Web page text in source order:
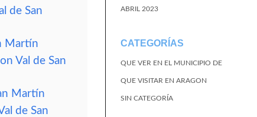
de San
Martín
Val de San
Martín
de San
ABRIL 2023
CATEGORÍAS
QUE VER EN EL MUNICIPIO DE
QUE VISITAR EN ARAGON
SIN CATEGORÍA